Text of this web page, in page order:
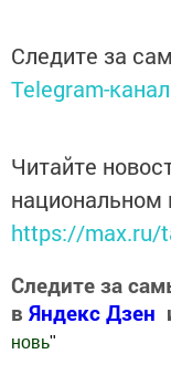
Следите за
Telegram-
Читайте
https://max.ru/
Следите за
в Яндекс Дзен
новь"